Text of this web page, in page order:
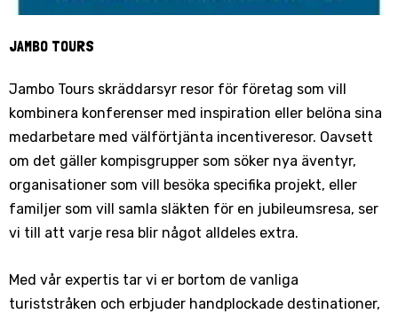
JAMBO TOURS
Jambo Tours skräddarsyr resor för företag som vill
kombinera konferenser med inspiration eller belöna sina
medarbetare med välförtjänta incentiveresor. Oavsett
om det gäller kompisgrupper som söker nya äventyr,
organisationer som vill besöka specifika projekt, eller
familjer som vill samla släkten för en jubileumsresa, ser
vi till att varje resa blir något alldeles extra.
Med vår expertis tar vi er bortom de vanliga
turiststråken och erbjuder handplockade destinationer,